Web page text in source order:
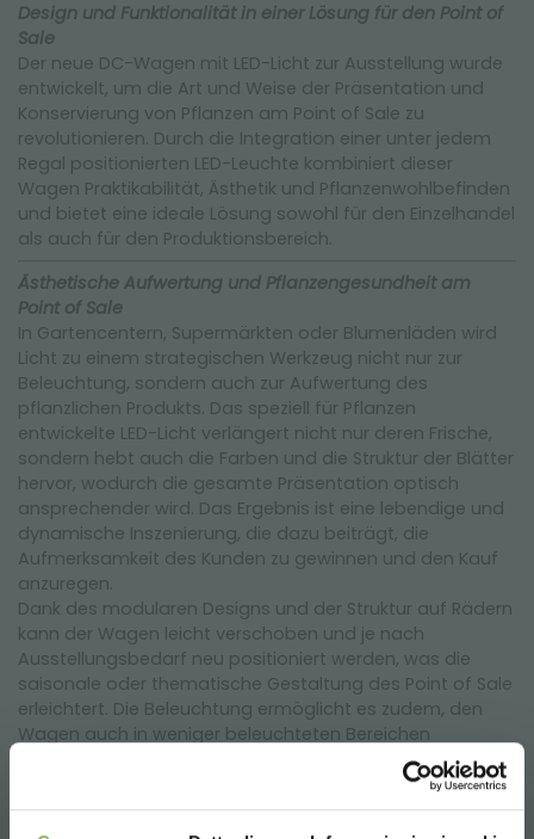
Design und Funktionalität in einer Lösung für den Point of
Sale
Der neue DC-Wagen mit LED-Licht zur Ausstellung wurde
entwickelt, um die Art und Weise der Präsentation und
Konservierung von Pflanzen am Point of Sale zu
revolutionieren. Durch die Integration einer unter jedem
Regal positionierten LED-Leuchte kombiniert dieser
Wagen Praktikabilität, Ästhetik und Pflanzenwohlbefinden
und bietet eine ideale Lösung sowohl für den Einzelhandel
als auch für den Produktionsbereich.
Ästhetische Aufwertung und Pflanzengesundheit am
Point of Sale
In Gartencentern, Supermärkten oder Blumenläden wird
Licht zu einem strategischen Werkzeug nicht nur zur
Beleuchtung, sondern auch zur Aufwertung des
pflanzlichen Produkts. Das speziell für Pflanzen
entwickelte LED-Licht verlängert nicht nur deren Frische,
sondern hebt auch die Farben und die Struktur der Blätter
hervor, wodurch die gesamte Präsentation optisch
ansprechender wird. Das Ergebnis ist eine lebendige und
dynamische Inszenierung, die dazu beiträgt, die
Aufmerksamkeit des Kunden zu gewinnen und den Kauf
anzuregen.
Dank des modularen Designs und der Struktur auf Rädern
kann der Wagen leicht verschoben und je nach
Ausstellungsbedarf neu positioniert werden, was die
saisonale oder thematische Gestaltung des Point of Sale
erleichtert. Die Beleuchtung ermöglicht es zudem, den
Wagen auch in weniger beleuchteten Bereichen
aufzustellen und dennoch die korrekte Photosynthese
und Konservierung der Pflanzen zu gewährleisten.